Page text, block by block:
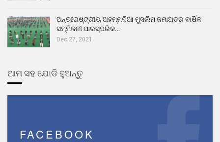
ଅନ୍ତଃରାଷ୍ଟ୍ରୀୟ ଅହମ୍ମଦିଆ ମୁସଲିମ ଜମାଅତର ବାର୍ଷିକ
ସମ୍ମିଳନୀ ପାରସ୍ପରିକ…
Dec 27, 2021
ଆମ ସହ ଯୋଡି ହୁଅନ୍ତୁ
FACEBOOK